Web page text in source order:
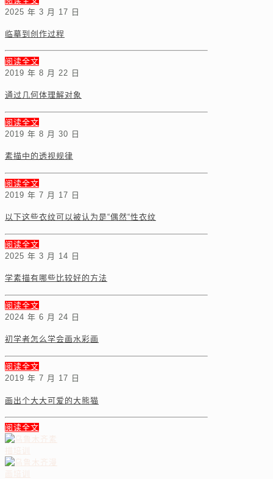
2025 年 3 月 17 日
临摹到创作过程
阅读全文
2019 年 8 月 22 日
通过几何体理解对象
阅读全文
2019 年 8 月 30 日
素描中的透视规律
阅读全文
2019 年 7 月 17 日
以下这些衣纹可以被认为是“偶然“性衣纹
阅读全文
2025 年 3 月 14 日
学素描有哪些比较好的方法
阅读全文
2024 年 6 月 24 日
初学者怎么学会画水彩画
阅读全文
2019 年 7 月 17 日
画出个大大可爱的大熊猫
阅读全文